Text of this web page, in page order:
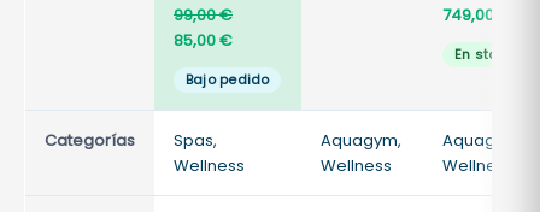
99,00€El
precio
era:
99,00 €.
85,00€El
actual
es:
Bajo pedido
749,00
En stock
Categorías
Spas,
Wellness
Aquagym,
Wellness
Aquagym,
Wellness